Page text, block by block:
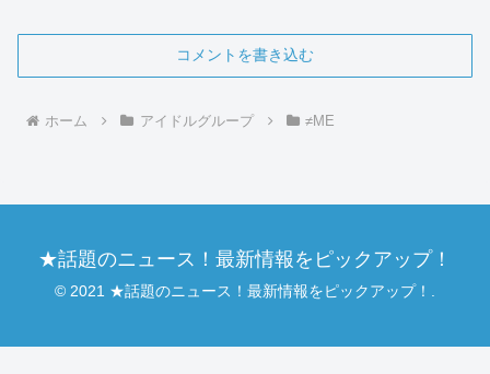
コメントを書き込む
ホーム アイドルグループ ≠ME
★話題のニュース！最新情報をピックアップ！
© 2021 ★話題のニュース！最新情報をピックアップ！.